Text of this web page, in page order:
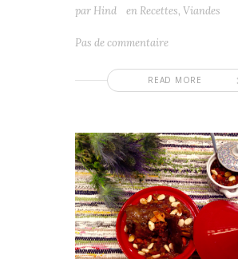
READ MORE
par Hind en Recettes, Viandes
Pas de commentaire